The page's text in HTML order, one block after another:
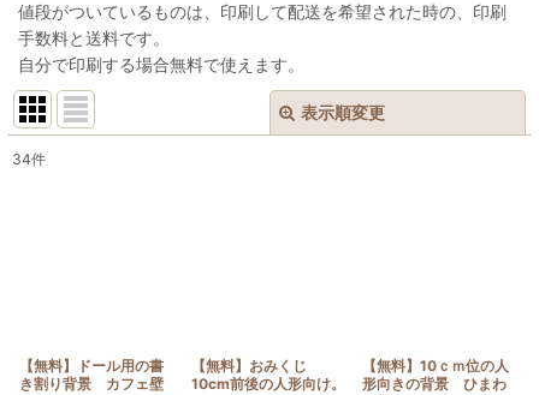
値段がついているものは、印刷して配送を希望された時の、印刷
手数料と送料です。
自分で印刷する場合無料で使えます。
表示順変更
34件
【無料】ドール用の書
き割り背景 カフェ壁
【無料】おみくじ
10cm前後の人形向け。
【無料】10ｃｍ位の人
形向きの背景 ひまわ